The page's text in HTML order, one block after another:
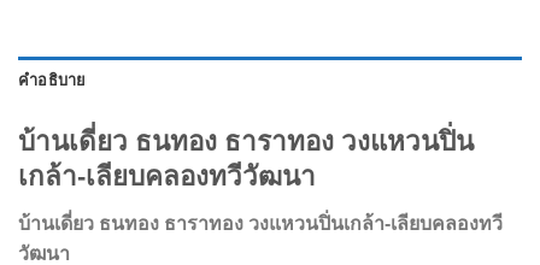
คำอธิบาย
บ้านเดี่ยว ธนทอง ธาราทอง วงแหวนปิ่น
เกล้า-เลียบคลองทวีวัฒนา
บ้านเดี่ยว ธนทอง ธาราทอง วงแหวนปิ่นเกล้า-เลียบคลองทวี
วัฒนา